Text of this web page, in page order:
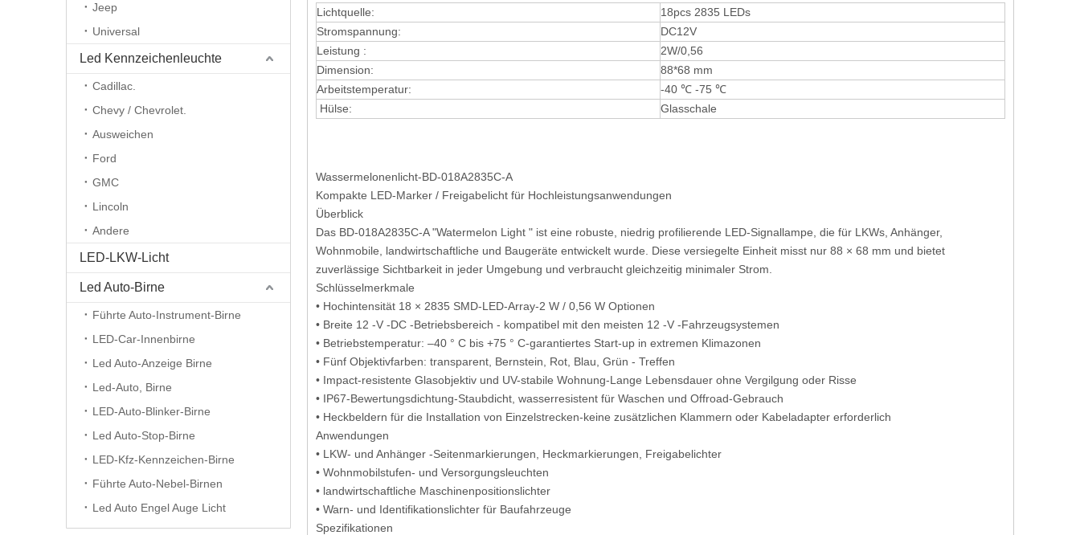
Jeep
Universal
Led Kennzeichenleuchte
Cadillac.
Chevy / Chevrolet.
Ausweichen
Ford
GMC
Lincoln
Andere
LED-LKW-Licht
Led Auto-Birne
Führte Auto-Instrument-Birne
LED-Car-Innenbirne
Led Auto-Anzeige Birne
Led-Auto, Birne
LED-Auto-Blinker-Birne
Led Auto-Stop-Birne
LED-Kfz-Kennzeichen-Birne
Führte Auto-Nebel-Birnen
Led Auto Engel Auge Licht
Lichtquelle:
18pcs 2835 LEDs
Stromspannung:
DC12V
Leistung :
2W/0,56
Dimension:
88*68 mm
Arbeitstemperatur:
-40 ℃ -75 ℃
Hülse:
Glasschale
Wassermelonenlicht-BD-018A2835C-A
Kompakte LED-Marker / Freigabelicht für Hochleistungsanwendungen
Überblick
Das BD-018A2835C-A "Watermelon Light " ist eine robuste, niedrig profilierende LED-Signallampe, die für LKWs, Anhänger,
Wohnmobile, landwirtschaftliche und Baugeräte entwickelt wurde. Diese versiegelte Einheit misst nur 88 × 68 mm und bietet
zuverlässige Sichtbarkeit in jeder Umgebung und verbraucht gleichzeitig minimaler Strom.
Schlüsselmerkmale
• Hochintensität 18 × 2835 SMD-LED-Array-2 W / 0,56 W Optionen
• Breite 12 -V -DC -Betriebsbereich - kompatibel mit den meisten 12 -V -Fahrzeugsystemen
• Betriebstemperatur: –40 ° C bis +75 ° C-garantiertes Start-up in extremen Klimazonen
• Fünf Objektivfarben: transparent, Bernstein, Rot, Blau, Grün - Treffen
• Impact-resistente Glasobjektiv und UV-stabile Wohnung-Lange Lebensdauer ohne Vergilgung oder Risse
• IP67-Bewertungsdichtung-Staubdicht, wasserresistent für Waschen und Offroad-Gebrauch
• Heckbeldern für die Installation von Einzelstrecken-keine zusätzlichen Klammern oder Kabeladapter erforderlich
Anwendungen
• LKW- und Anhänger -Seitenmarkierungen, Heckmarkierungen, Freigabelichter
• Wohnmobilstufen- und Versorgungsleuchten
• landwirtschaftliche Maschinenpositionslichter
• Warn- und Identifikationslichter für Baufahrzeuge
Spezifikationen